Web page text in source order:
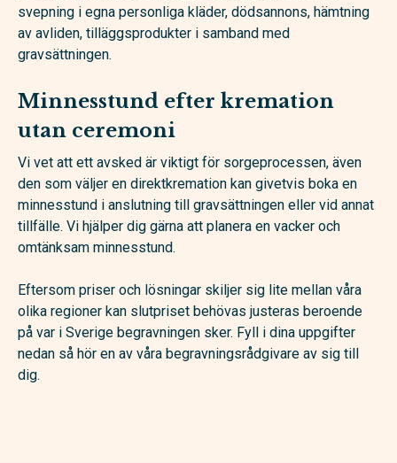
svepning i egna personliga kläder, dödsannons, hämtning
av avliden, tilläggsprodukter i samband med
gravsättningen.
Minnesstund efter kremation
utan ceremoni
Vi vet att ett avsked är viktigt för sorgeprocessen, även
den som väljer en direktkremation kan givetvis boka en
minnesstund i anslutning till gravsättningen eller vid annat
tillfälle. Vi hjälper dig gärna att planera en vacker och
omtänksam minnesstund.
Eftersom priser och lösningar skiljer sig lite mellan våra
olika regioner kan slutpriset behövas justeras beroende
på var i Sverige begravningen sker. Fyll i dina uppgifter
nedan så hör en av våra begravningsrådgivare av sig till
dig.